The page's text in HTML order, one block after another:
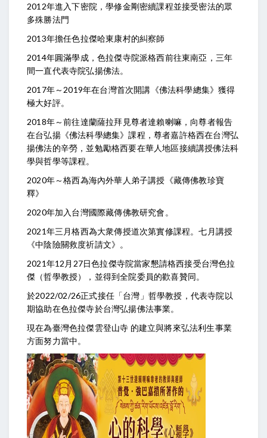
2012年進入下密院，學修金剛密續課程並接受密法的眾
多殊勝法門
2013年擔任色拉傑哈東康村的糾察師
2014年圓滿學成，色拉傑寺院派格西前往東南亞，三年
間一直代表寺院弘揚佛法。
2017年～2019年在台灣首次開講《佛法科學總集》獲得
極大好評。
2018年～前往達蘭薩拉拜見尊者達賴喇嘛，向尊者報告
在台弘揚《佛法科學總集》課程，尊者嘉許格西在台灣弘
揚佛法的辛勞，並勉勵格西要在華人地區接續講授佛法科
學與哲學等課程。
2020年～格西為海內外華人弟子講授《藏傳佛教珍寶
釋》
2020年加入台灣國際藏傳佛教研究會。
2021年三月格西為大衆傳授道次第實修課程。七月講授
《中陰險關救度祈請文》。
2021年12月27日色拉傑寺院當家懇請格西接受台灣色拉
傑（哲學教授），並得到全院委員的歡喜贊同。
於2022/02/26正式接任「台灣」哲學教授，代表寺院以
期協助在色拉傑寺於台灣弘揚佛法事業。
現在為臺灣色拉傑雲登山寺 的建立與將來弘法利生事業
方面努力當中。